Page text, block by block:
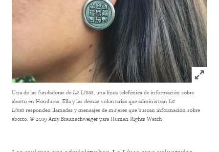
Click to
Una de las fundadoras de La Línea, una línea telefónica de información sobre
aborto en Honduras. Ella y las demás voluntarias que administran La
Línea responden llamadas y mensajes de mujeres que buscan información sobre
aborto. © 2019 Amy Braunschweiger para Human Rights Watch